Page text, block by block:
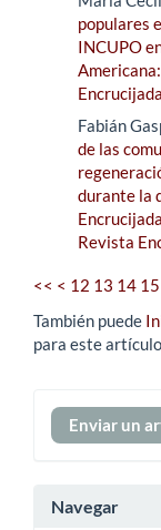
populares
INCUPO
Fabián
de las
durante la
Revista
<< < 12 13 14 15
También puede
para este
Enviar
un
Enviar un
Navegar